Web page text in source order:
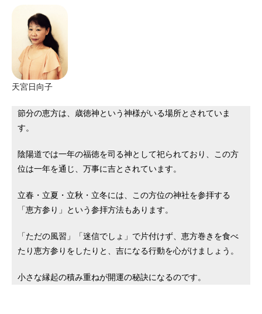
天宮日向子
節分の恵方は、歳徳神という神様がいる場所とされていま
す。
陰陽道では一年の福徳を司る神として祀られており、この方
位は一年を通じ、万事に吉とされています。
立春・立夏・立秋・立冬には、この方位の神社を参拝する
「恵方参り」という参拝方法もあります。
「ただの風習」「迷信でしょ」で片付けず、恵方巻きを食べ
たり恵方参りをしたりと、吉になる行動を心がけましょう。
小さな縁起の積み重ねが開運の秘訣になるのです。